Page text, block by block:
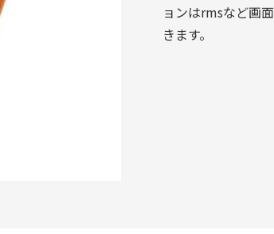
ョンはrmsなど画
きます。